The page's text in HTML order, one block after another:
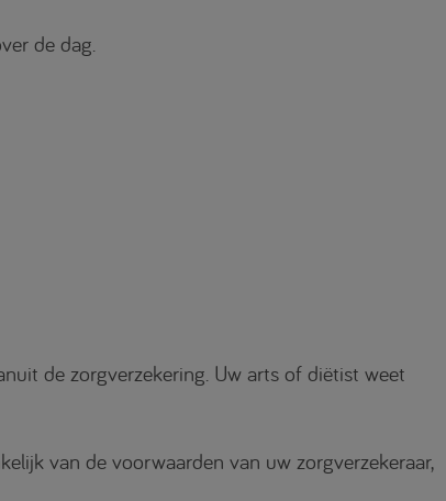
de dag.
de zorgverzekering. Uw arts of diëtist weet
van de voorwaarden van uw zorgverzekeraar,